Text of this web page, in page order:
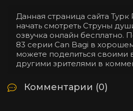
Данная страница сайта Турк
начать смотреть Струны
озвучка онлайн бесплатно.
83 серии Can Bagi в
можете поделиться своими
другими зрителями в
Комментарии (0)